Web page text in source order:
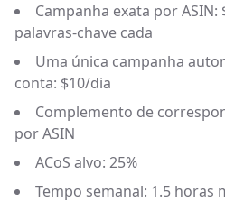
Campanha exata por ASIN:
palavras-chave cada
Uma única campanha
conta: $10/dia
Complemento de
por ASIN
ACoS alvo: 25%
Tempo semanal: 1.5 horas